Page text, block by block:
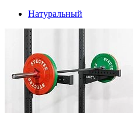
Натуральный